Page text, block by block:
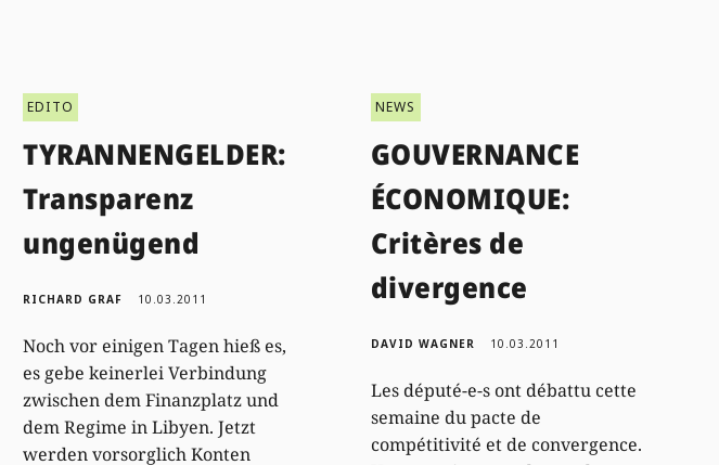
EDITO
TYRANNENGELDER:
Transparenz
ungenügend
RICHARD GRAF 10.03.2011
Noch vor einigen Tagen hieß es,
es gebe keinerlei Verbindung
zwischen dem Finanzplatz und
dem Regime in Libyen. Jetzt
werden vorsorglich Konten
NEWS
GOUVERNANCE
ÉCONOMIQUE:
Critères de
divergence
DAVID WAGNER 10.03.2011
Les député-e-s ont débattu cette
semaine du pacte de
compétitivité et de convergence.